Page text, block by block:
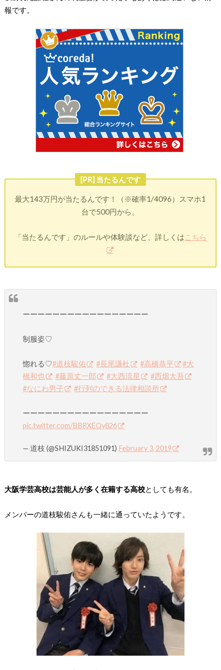
報です。
[PR] 当たるんです
最大143万円が当たるんです！（※確率1/4096）スマホ1
台で500円から。
「当たるんです」のルールや体験談など、詳しくは こちら
ーーーーーーーーーーーーーーーーー
制服姿♡
惚れる♡#道枝駿佑 #長尾謙杜 #高橋恭平
#大
橋和也
#藤原丈一郎 #大西流星
#西畑大吾
#なにわ男子
#行列のできる法律相談所
ーーーーーーーーーーーーーーーーー
pic.twitter.com/BBRXEQy826
— 道枝 (@SHIZUKI31851091) February 3, 2019
大阪学芸高校は芸能人が多く在籍する高校としても有名。
メンバーの道枝駿佑さんも一緒に通っていた ようです。